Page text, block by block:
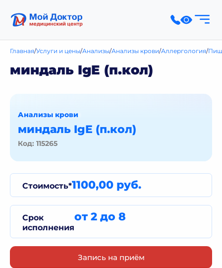
Главная Услуги и цены Анализы Анализы крови Аллергология
миндаль IgE (п.кол)
миндаль IgE (п.кол)
Код: 115265
Анализы крови
Стоимость*1100,00 руб.
Срок
исполнения
от 2 до 8
Запись на приём